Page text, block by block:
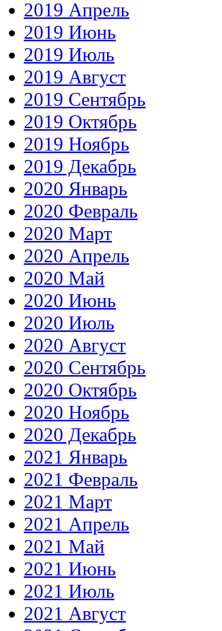
2019 Апрель
2019 Июнь
2019 Июль
2019 Август
2019 Сентябрь
2019 Октябрь
2019 Ноябрь
2019 Декабрь
2020 Январь
2020 Февраль
2020 Март
2020 Апрель
2020 Май
2020 Июнь
2020 Июль
2020 Август
2020 Сентябрь
2020 Октябрь
2020 Ноябрь
2020 Декабрь
2021 Январь
2021 Февраль
2021 Март
2021 Апрель
2021 Май
2021 Июнь
2021 Июль
2021 Август